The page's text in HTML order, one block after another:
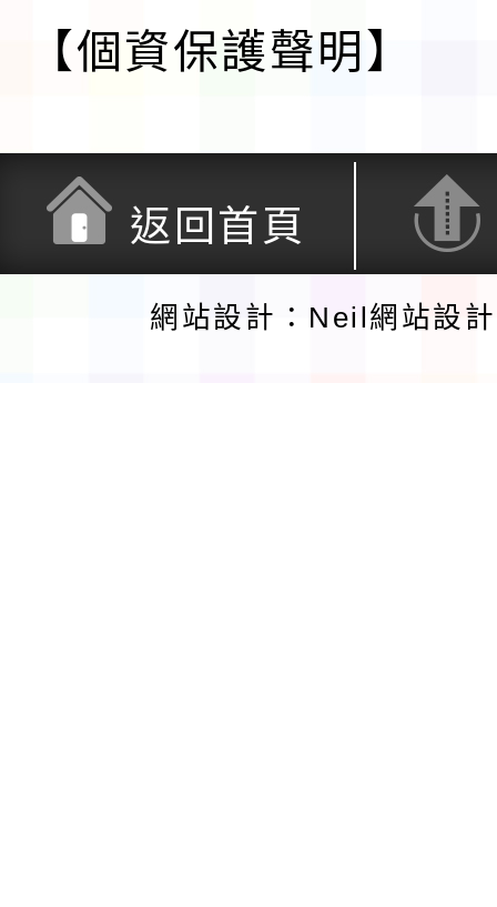
【個資保護聲明】
返回首頁
網站設計：Neil網站設